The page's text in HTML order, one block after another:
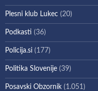
Plesni klub Lukec (20)
Podkasti (36)
Policija.si (177)
Politika Slovenije (39)
Posavski Obzornik (1.051)